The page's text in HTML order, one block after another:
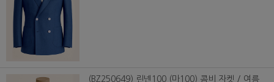
(BZ250649) 린넨100 (마100) 콤비 자켓 / 여름